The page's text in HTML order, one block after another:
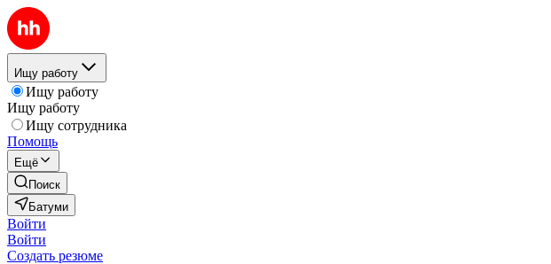
Ищу работу
Ищу работу
Ищу работу
Ищу сотрудника
Помощь
Ещё
Поиск
Батуми
Войти
Войти
Создать резюме